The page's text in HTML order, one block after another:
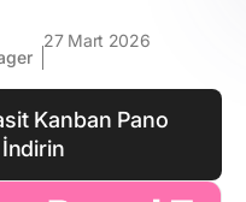
27 Mart 2026
Kanban Pano